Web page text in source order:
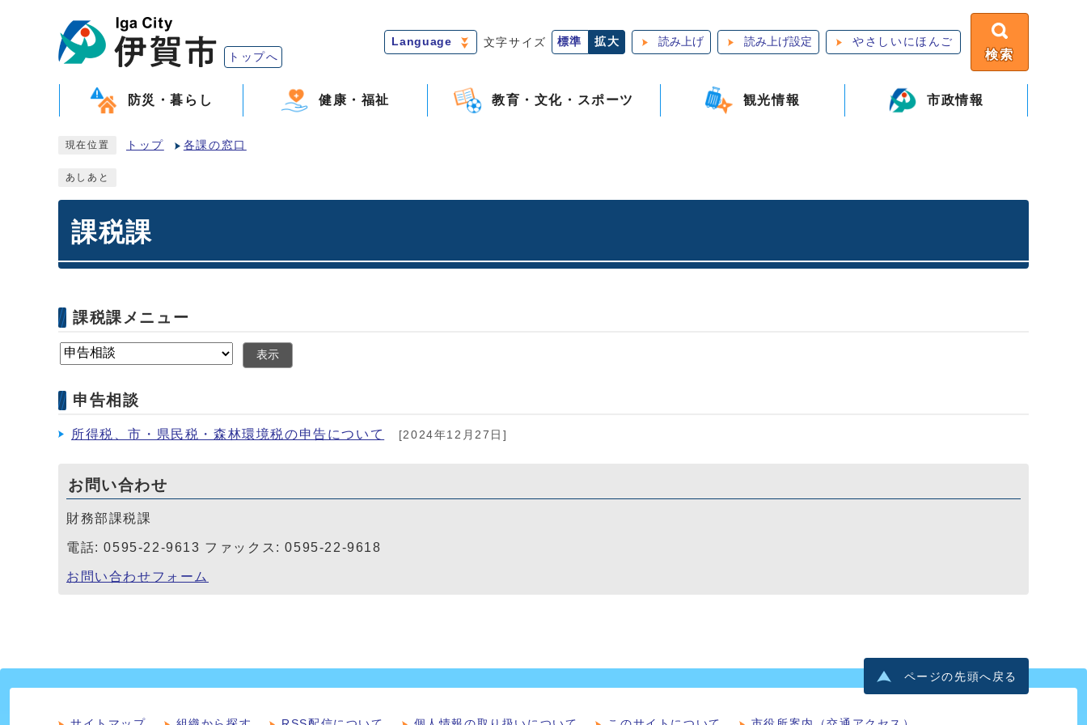
トップへ
Language 文字サイズ 標準 拡大 読み上げ 読み上げ設定 やさしいにほんご
検索
防災・暮らし 健康・福祉 教育・文化・スポーツ 観光情報 市政情報
現在位置 トップ 各課の窓口
あしあと
課税課
課税課メニュー
表示
申告相談
所得税、市・県民税・森林環境税の申告について [2024年12月27日]
お問い合わせ
財務部課税課
電話: 0595-22-9613 ファックス: 0595-22-9618
お問い合わせフォーム
ページの先頭へ戻る